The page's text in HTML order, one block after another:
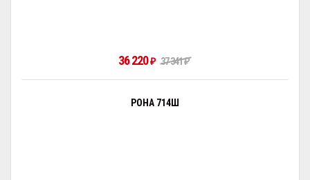
36 220₽ 37 341₽
РОНА 714Ш